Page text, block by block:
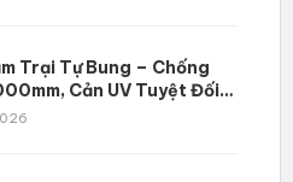
Trại Tự Bung – Chống
Cản UV Tuyệt Đối
Đôi & Gia Đình